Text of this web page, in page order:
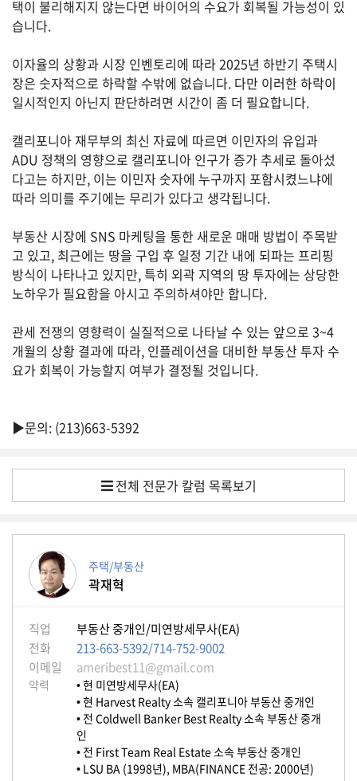
상
자
동
차
정
부
혜
서
비
스
전
가
칼
럼
국
생
TIP
질
공
지
사
항
택이 불리해지지 않는다면 바이어의 수요가 회복될 가능성이 있
습니다.
이자율의 상황과 시장 인벤토리에 따라 2025년 하반기 주택시
장은 숫자적으로 하락할 수밖에 없습니다. 다만 이러한 하락이
일시적인지 아닌지 판단하려면 시간이 좀 더 필요합니다.
캘리포니아 재무부의 최신 자료에 따르면 이민자의 유입과
ADU 정책의 영향으로 캘리포니아 인구가 증가 추세로 돌아섰
다고는 하지만, 이는 이민자 숫자에 누구까지 포함시켰느냐에
따라 의미를 주기에는 무리가 있다고 생각됩니다.
부동산 시장에 SNS 마케팅을 통한 새로운 매매 방법이 주목받
고 있고, 최근에는 땅을 구입 후 일정 기간 내에 되파는 프리핑
방식이 나타나고 있지만, 특히 외곽 지역의 땅 투자에는 상당한
노하우가 필요함을 아시고 주의하셔야만 합니다.
관세 전쟁의 영향력이 실질적으로 나타날 수 있는 앞으로 3~4
개월의 상황 결과에 따라, 인플레이션을 대비한 부동산 투자 수
요가 회복이 가능할지 여부가 결정될 것입니다.
▶문의: (213)663-5392
전체 전문가 칼럼 목록보기
주택/부동산
곽재혁
직업
부동산 중개인/미연방세무사(EA)
전화
213-663-5392/714-752-9002
이메일
ameribest11@gmail.com
약력
• 현 미연방세무사(EA)
• 현 Harvest Realty 소속 캘리포니아 부동산 중개인
• 전 Coldwell Banker Best Realty 소속 부동산 중개
인
• 전 First Team Real Estate 소속 부동산 중개인
• LSU BA (1998년), MBA(FINANCE 전공: 2000년)